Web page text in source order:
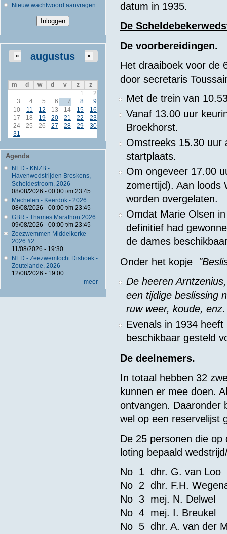
Nieuw wachtwoord aanvragen
augustus
« »
m d w d v z
z
1
2
3
4 5 6 7 8
9
10
11 12 13 14 15
16
17
18 19 20 21 22
23
24
25 26 27 28 29
30
31
Agenda
NED - KNZB -
Havenwedstrijden Breskens,
Scheldestroom, 2026
08/08/2026 - 00:00t/m 23:45
Mechelen - Keerdok - 2026
08/08/2026 - 00:00t/m 23:45
GBR - Thames Marathon 2026
09/08/2026 - 00:00t/m 23:45
Zeezwemmen Middelkerke
2026 #2
11/08/2026 - 19:30
NED - Zeezwemtocht Dishoek -
Zoutelande, 2026
12/08/2026 - 19:00
meer
datum in 1935.
De
De voorbereidingen.
Het draaiboek voor de
door secretaris
Met de trein van
Vanaf 13.00 uur
Broekhorst.
Omstreeks 15.30 uur
startplaats.
Om ongeveer 17.00
zomertijd). Aan loods
worden overgelaten.
Omdat Marie Olsen
definitief had
de dames
Onder het kopje
De heeren
een tijdige beslissing
ruw weer, koude,
Evenals in 1934
beschikbaar gesteld
De deelnemers.
In totaal hebben 32
kunnen er mee doen.
ontvangen. Daaronder
wel op een reservelijst
De 25 personen die
loting bepaald
No 1 dhr. G. van
No 2 dhr. F.H.
No 3 mej. N.
No 4 mej. I.
No 5 dhr. A. van